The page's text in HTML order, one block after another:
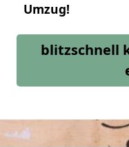
Umzug!
blitzschnell